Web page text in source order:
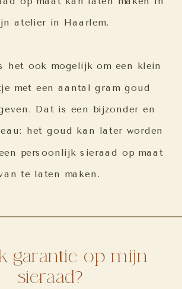
garantie op mijn
sieraad?
atelier in Haarlem.
het ook mogelijk om een klein
met een aantal gram goud
Dat is een bijzonder en
het goud kan later worden
persoonlijk sieraad op maat
te laten maken.